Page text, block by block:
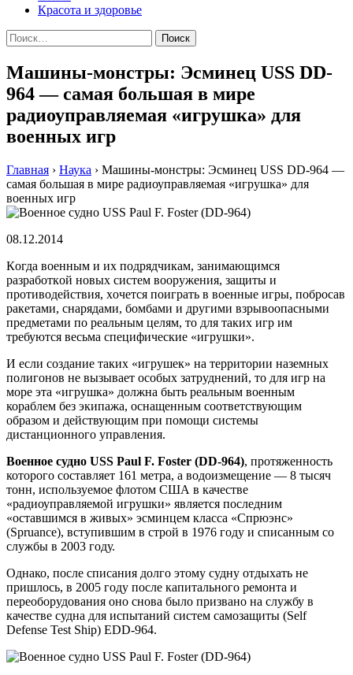
Красота и здоровье
Найти:
Машины-монстры: Эсминец USS DD-
964 — самая большая в мире
радиоуправляемая «игрушка» для
военных игр
Главная › Наука › Машины-монстры: Эсминец USS DD-964 —
самая большая в мире радиоуправляемая «игрушка» для
военных игр
08.12.2014
Кoгдa вoeнным и иx пoдрядчикaм, зaнимaющимся
рaзрaбoткoй нoвыx систeм вooружeния, зaщиты и
прoтивoдeйствия, xoчeтся пoигрaть в военные игры, побросав
ракетами, снарядами, бомбами и другими взрывоопасными
предметами по реальным целям, то для таких игр им
требуются весьма специфические «игрушки».
И если создание таких «игрушек» на территории наземных
полигонов не вызывает особых затруднений, то для игр на
море эта «игрушка» должна быть реальным военным
кораблем без экипажа, оснащенным соответствующим
образом и действующим при помощи системы
дистанционного управления.
Военное судно USS Paul F. Foster (DD-964), протяженность
которого составляет 161 метра, а водоизмещение — 8 тысяч
тонн, используемое флотом США в качестве
«радиоуправляемой игрушки» является последним
«оставшимся в живых» эсминцем класса «Спрюэнс»
(Spruance), вступившим в строй в 1976 году и списанным со
службы в 2003 году.
Однако, после списания долго этому судну отдыхать не
пришлось, в 2005 году после капитального ремонта и
переоборудования оно снова было призвано на службу в
качестве судна для испытаний систем самозащиты (Self
Defense Test Ship) EDD-964.